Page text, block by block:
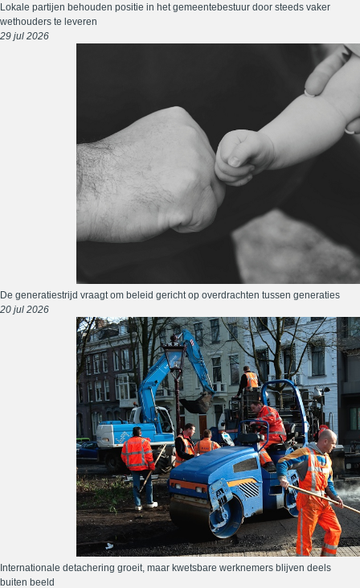
Lokale partijen behouden positie in het gemeentebestuur door steeds vaker
wethouders te leveren
29 jul 2026
De generatiestrijd vraagt om beleid gericht op overdrachten tussen generaties
20 jul 2026
Internationale detachering groeit, maar kwetsbare werknemers blijven deels
buiten beeld